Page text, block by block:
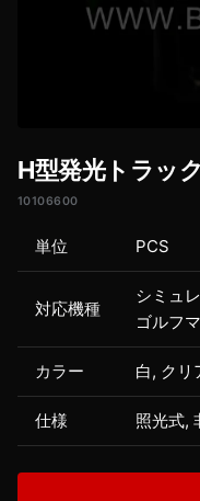
H型発光トラッ
10106600
単位 PCS
対応機種
シミュ
ゴルフ
カラー 白, クリ
仕様 照光式,